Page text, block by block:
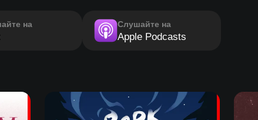
на Слушайте на
Apple Podcasts